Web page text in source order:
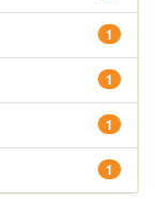
1
1
1
1